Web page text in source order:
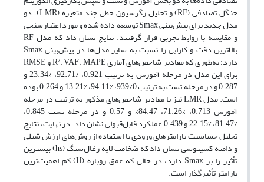
جنگل تصادفی (RF) و تحلیل رگرسیون خطی چند متغیره (LMR)، دو
مدل‌ جدید برای پیش‌بینی Smax توسعه داده شده و مورد اعتبارسنجی
و مقایسه با روابط تجربی قرار گرفتند. نتایج نشان داد که مدل RF
بالاترین دقت و کارایی را نسبت به سایر مدل‌ها در پیش‌بینی Smax
دارد؛ به‌طوری که مقادیر شاخص‌های آماری R²، VAF، MAPE و RMSE
برای این مدل در مرحله آموزش به ترتیب 0.921، %92.71، %23.34 و
0.287 و در مرحله تست به ترتیب 939/0، %94.11، %13.21 و 0.264 بوده
است. مدل LMR نیز با مقادیر شاخص‌های مذکور به ترتیب در مرحله
آموزش 0.713، %71.26، 84.47% و 0.57 و در مرحله تست 0.845،
%81.47، %22.15 و 0.439 عملکرد قابل‌قبولی نشان داد. در نهایت، نتایج
تحلیل حساسیت پارامترهای ورودی با استفاده از روش‌های ارزش شپلی
و دامنه کسینوسی نشان داد که ضخامت لایه زغال‌سنگ (hs) بیشترین
تأثیر را بر Smax دارد، در حالی که عمق روباره (H) کم اهمیت‌ترین
پارامتر تأثیرگذار است.